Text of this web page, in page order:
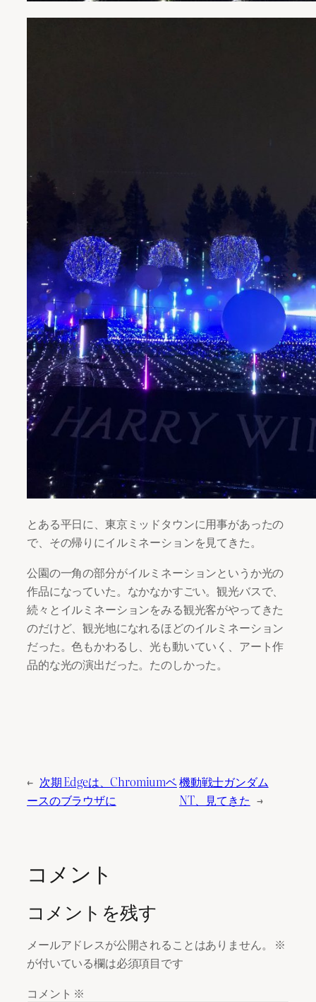
とある平日に、東京ミッドタウンに用事があったの
で、その帰りにイルミネーションを見てきた。
公園の一角の部分がイルミネーションというか光の
作品になっていた。なかなかすごい。観光バスで、
続々とイルミネーションをみる観光客がやってきた
のだけど、観光地になれるほどのイルミネーション
だった。色もかわるし、光も動いていく、アート作
品的な光の演出だった。たのしかった。
← 次期 Edgeは、Chromiumベ
ースのブラウザに
機動戦士ガンダム
NT、見てきた →
コメント
コメントを残す
メールアドレスが公開されることはありません。
※
が付いている欄は必須項目です
コメント ※